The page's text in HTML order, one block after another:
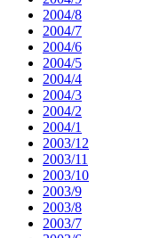
2004/8
2004/7
2004/6
2004/5
2004/4
2004/3
2004/2
2004/1
2003/12
2003/11
2003/10
2003/9
2003/8
2003/7